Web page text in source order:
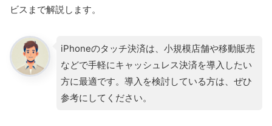
ビスまで解説します。
iPhoneのタッチ決済は、小規模店舗や移動販売
などで手軽にキャッシュレス決済を導入したい
方に最適です。導入を検討している方は、ぜひ
参考にしてください。